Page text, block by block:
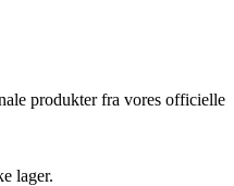
produkter fra vores officielle
lager.